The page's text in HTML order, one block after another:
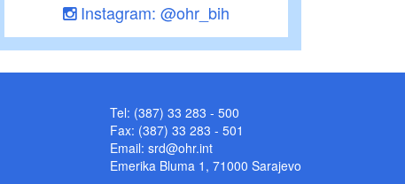
Instagram: @ohr_bih
Tel: (387) 33 283 - 500
Fax: (387) 33 283 - 501
Email: srd@ohr.int
Emerika Bluma 1, 71000 Sarajevo